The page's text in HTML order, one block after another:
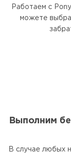
Работаем с
можете
Выполним
В случае любых